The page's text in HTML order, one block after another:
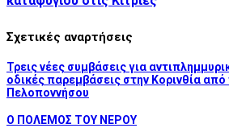
Σχετικές αναρτήσεις
Τρεις νέες συμβάσεις για
οδικές παρεμβάσεις στην Κορινθία από
Πελοποννήσου
Ο ΠΟΛΕΜΟΣ ΤΟΥ ΝΕΡΟΥ